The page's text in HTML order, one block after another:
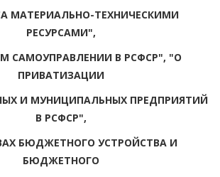
МАТЕРИАЛЬНО-ТЕХНИЧЕСКИМИ
РЕСУРСАМИ",
САМОУПРАВЛЕНИИ В РСФСР", "О
ПРИВАТИЗАЦИИ
И МУНИЦИПАЛЬНЫХ ПРЕДПРИЯТИЙ
В РСФСР",
БЮДЖЕТНОГО УСТРОЙСТВА И
БЮДЖЕТНОГО